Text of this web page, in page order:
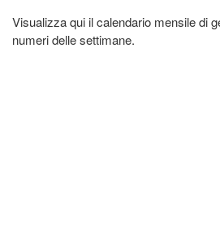
Visualizza qui il calendario mensile di
numeri delle settimane.